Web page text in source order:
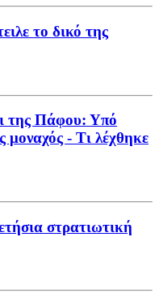
το δικό της
της Πάφου: Υπό
μοναχός - Τι λέχθηκε
στρατιωτική